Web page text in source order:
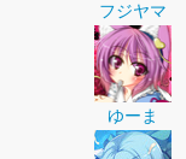
フジヤマ
ゆーま